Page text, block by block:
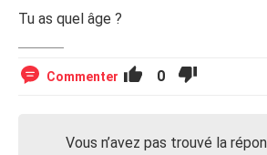
Tu as quel âge ?
Commenter 0
Vous n’avez pas trouvé la